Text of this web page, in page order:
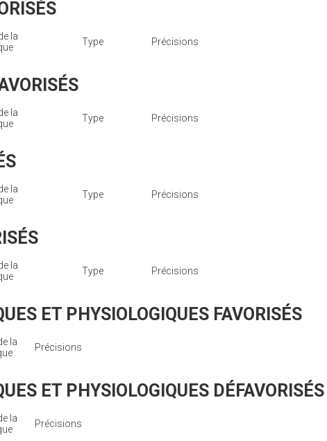
la
Type Précisions
la
Type Précisions
la
Type Précisions
la
Type Précisions
ET PHYSIOLOGIQUES FAVORISÉS
la
Précisions
ET PHYSIOLOGIQUES DÉFAVORISÉS
la
Précisions